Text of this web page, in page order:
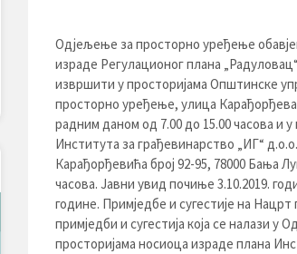
Одјељење за просторно уређење
израде Регулационог плана
извршити у просторијама Општинске
просторно уређење, улица Карађорђева
радним даном од 7.00 до 15.00 часова и
Института за грађевинарство „ИГ“
Карађорђевића број 92-95, 78000 Бања
часова. Јавни увид почиње 3.10.2019.
године. Примједбе и сугестије на
примједби и сугестија која се налази
просторијама носиоца израде плана